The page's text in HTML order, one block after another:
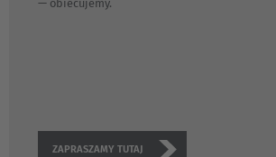
— obiecujemy.
ZAPRASZAMY TUTAJ